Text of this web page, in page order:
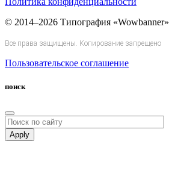
© 2014–2026 Типография «Wowbanner»
Все права защищены. Копирование запрещено
Пользовательское соглашение
поиск